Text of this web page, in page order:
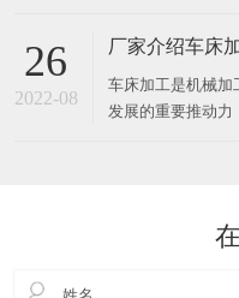
养具体如下： 1.
却系统、气压系统
来加以检
26
2022-08
厂家介绍车床
车床加工是机械加
发展的重要推动力
要在精度较高的机